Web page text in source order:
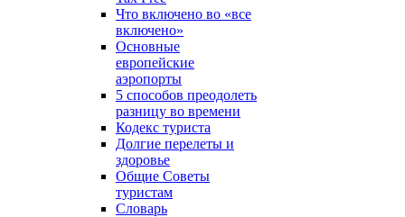
Что включено во «все
включено»
Основные
европейские
аэропорты
5 способов преодолеть
разницу во времени
Кодекс туриста
Долгие перелеты и
здоровье
Общие Советы
туристам
Словарь